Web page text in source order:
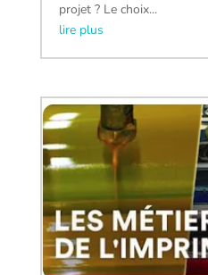
projet ? Le choix...
lire plus